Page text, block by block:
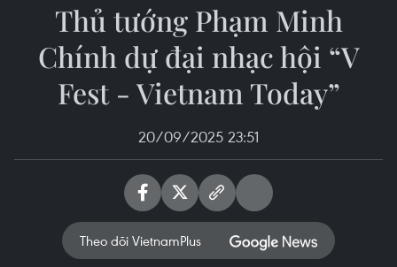
Thủ tướng Phạm Minh
Chính dự đại nhạc hội “V
Fest - Vietnam Today”
20/09/2025 23:51
Theo dõi VietnamPlus